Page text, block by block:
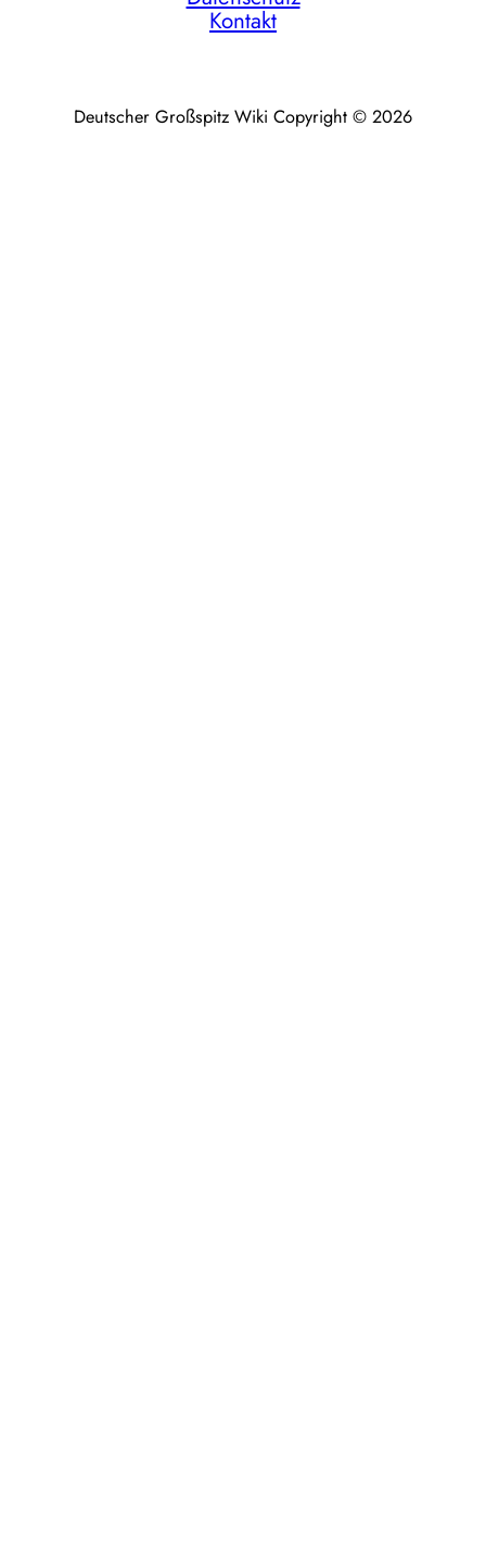
Kontakt
Deutscher Großspitz Wiki Copyright © 2026